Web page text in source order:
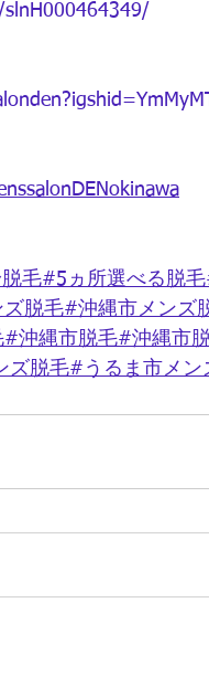
毛#5ヵ所選べる脱
脱毛#沖縄市メンズ
沖縄市脱毛#沖縄市
ズ脱毛#うるま市メ